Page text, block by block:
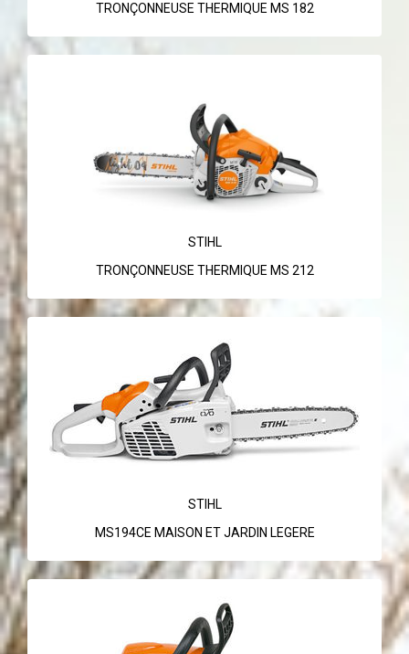
TRONÇONNEUSE THERMIQUE MS 182
STIHL
TRONÇONNEUSE THERMIQUE MS 212
STIHL
MS194CE MAISON ET JARDIN LEGERE